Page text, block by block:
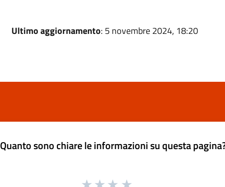
Ultimo aggiornamento: 5 novembre 2024, 18:20
Quanto sono chiare le informazioni su questa